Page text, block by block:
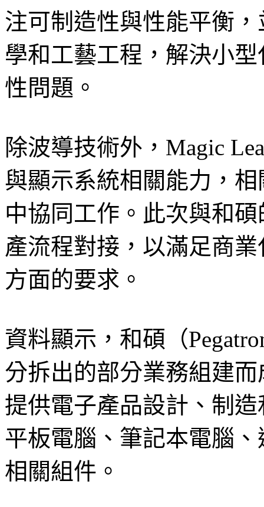
注可制造性與性能平衡
學和工藝工程，解決小
性問題。
除波導技術外，Magic
與顯示系統相關能力，
中協同工作。此次與和
產流程對接，以滿足商
方面的要求。
資料顯示，和碩（
分拆出的部分業務組建
提供電子產品設計、制
平板電腦、筆記本電腦
相關組件。